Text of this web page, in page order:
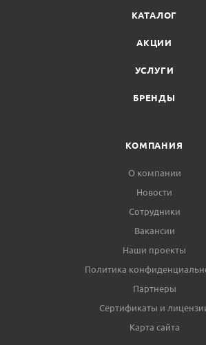
КАТАЛОГ
АКЦИИ
УСЛУГИ
БРЕНДЫ
КОМПАНИЯ
О компании
Новости
Сотрудники
Вакансии
Наши проекты
Политика
Партнеры
Сертификаты и
Карта сайта